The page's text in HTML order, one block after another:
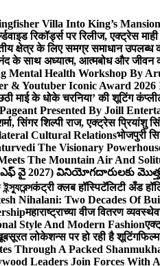
Villa Into King’s
रिकॉर्ड्स पर रिलीज, एक्ट्रेस
क्षेत्र के लिए समग्र समाधान
के साथ अध्यात्म, आत्मबोध और जीवन
Mental Health Workshop By
& Youtuber Iconic Award 2026
माई के धोके चरनिया’ की शूटिंग
Presented By Joill
सिंगर शिल्पी राज, एक्ट्रेस प्रियांशु
Cultural Relationsभोजपुरी
The Visionary
The Mountain Air And
వై 2027) వినియోగదారులకు
कंट्री क्लब हॉस्पिटॅलिटी अँड
Nihalani: Two Decades Of
महाराष्ट्राच्या वीज वितरण
Style And Modern Fashion
लोकेशन्स पर हो रही है शूटिंग
Through A Packed
Leaders Join Forces With